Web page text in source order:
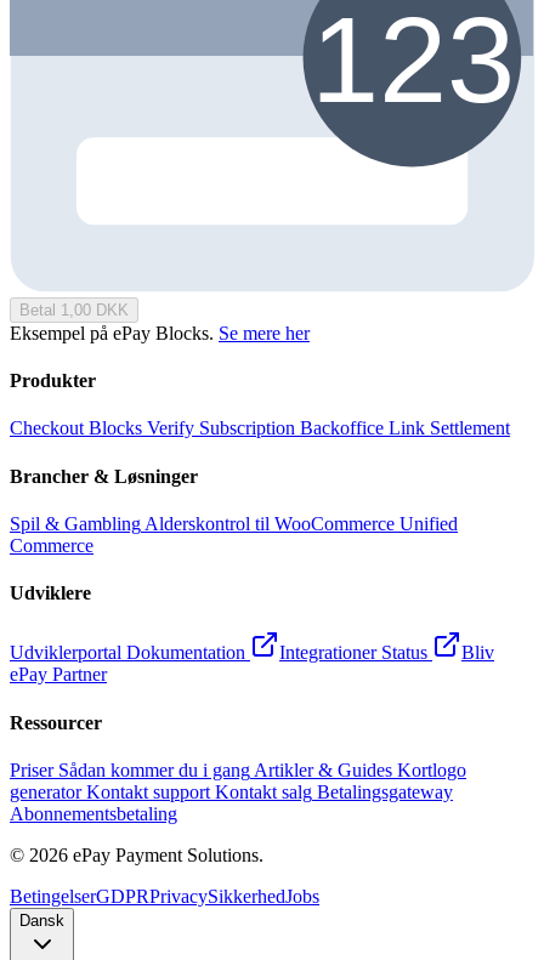
Betal 1,00 DKK
Eksempel på ePay Blocks. Se mere her
Produkter
Checkout Blocks Verify Subscription Backoffice Link Settlement
Brancher & Løsninger
Spil & Gambling Alderskontrol til WooCommerce Unified
Commerce
Udviklere
Udviklerportal Dokumentation Integrationer Status
Bliv
ePay Partner
Ressourcer
Priser Sådan kommer du i gang Artikler & Guides Kortlogo
generator Kontakt support Kontakt salg Betalingsgateway
Abonnementsbetaling
© 2026 ePay Payment Solutions.
BetingelserGDPRPrivacySikkerhedJobs
Dansk